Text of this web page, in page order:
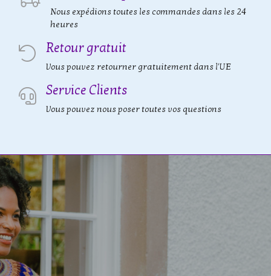
Nous expédions toutes les commandes dans les 24
heures
Retour gratuit
Vous pouvez retourner gratuitement dans l'UE
Service Clients
Vous pouvez nous poser toutes vos questions